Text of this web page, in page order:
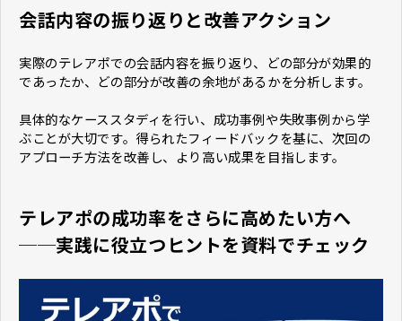
会話内容の振り返りと改善アクション
実際のテレアポでの会話内容を振り返り、どの部分が効果的
であったか、どの部分が改善の余地があるかを分析します。
具体的なケーススタディを行い、成功事例や失敗事例から学
ぶことが大切です。得られたフィードバックを基に、次回の
アプローチ方法を改善し、より高い成果を目指します。
テレアポの成功率をさらに高めたい方へ
──実践に役立つヒントを資料でチェック